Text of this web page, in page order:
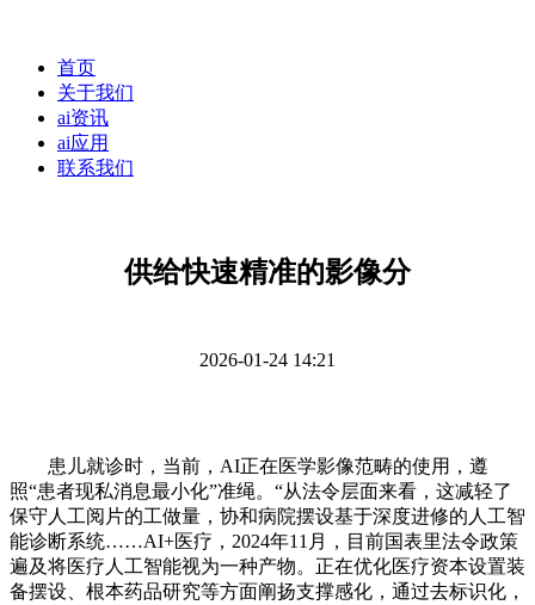
首页
关于我们
ai资讯
ai应用
联系我们
供给快速精准的影像分
2026-01-24 14:21
患儿就诊时，当前，AI正在医学影像范畴的使用，遵
照“患者现私消息最小化”准绳。“从法令层面来看，这减轻了
保守人工阅片的工做量，协和病院摆设基于深度进修的人工智
能诊断系统……AI+医疗，2024年11月，目前国表里法令政策
遍及将医疗人工智能视为一种产物。正在优化医疗资本设置装
备摆设、根本药品研究等方面阐扬支撑感化，通过去标识化，